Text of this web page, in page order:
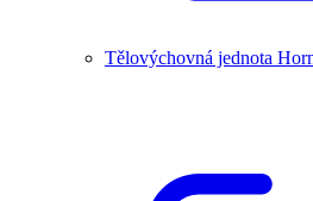
Tělovýchovná jednota